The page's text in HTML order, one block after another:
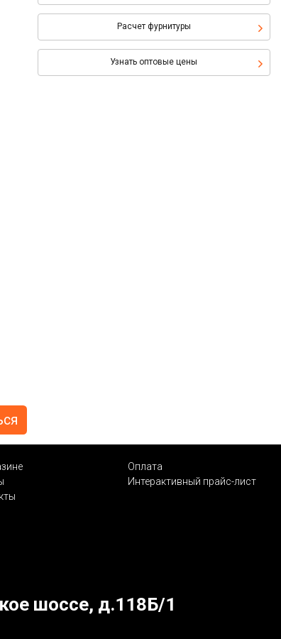
Расчет фурнитуры
Узнать оптовые цены
Оплата
Интерактивный прайс-лист
шоссе, д.118Б/1